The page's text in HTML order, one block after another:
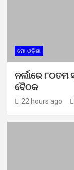
ମୋ ଓଡ଼ିଶା
ନର୍ଲାରେ ୮୦ତମ
ବୈଠକ
22 hours ago